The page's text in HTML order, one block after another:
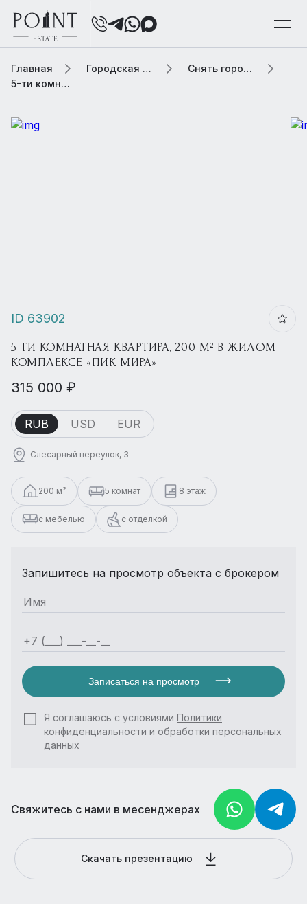
Главная Городская элитная недвижимость
Снять городскую недвижимость
5-ти комнатная квартира, 200 м² В жилом комплексе «ПИК Мира»
ID 63902
5-ТИ КОМНАТНАЯ КВАРТИРА, 200 М² В ЖИЛОМ
КОМПЛЕКСЕ «ПИК МИРА»
315 000 ₽
RUB USD EUR
Слесарный переулок, 3
200 м² 5 комнат 8 этаж
с мебелью с отделкой
Запишитесь на просмотр объекта с брокером
Записаться на просмотр
Я соглашаюсь с условиями Политики
конфиденциальности и обработки персональных
данных
Свяжитесь с нами в месенджерах
Скачать презентацию